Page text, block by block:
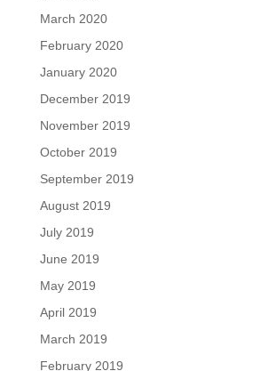
March 2020
February 2020
January 2020
December 2019
November 2019
October 2019
September 2019
August 2019
July 2019
June 2019
May 2019
April 2019
March 2019
February 2019